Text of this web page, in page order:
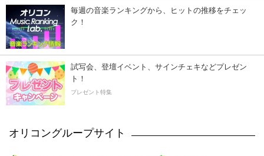
毎週の音楽ランキングから、ヒットの推移をチェッ
ク！
試写会、登壇イベント、サインチェキなどプレゼン
ト！
プレゼント特集
オリコングループサイト